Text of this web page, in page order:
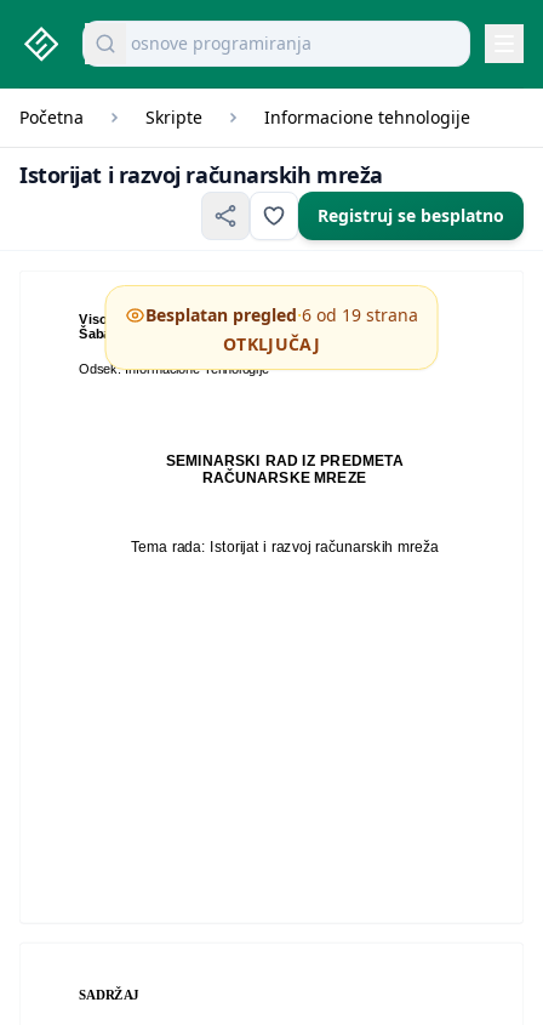
studenti.rs home page
Pretraži dokumente
mikroekonomija pitanja
Početna Skripte Informacione tehnologije
Istorijat i razvoj računarskih mreža
Registruj se besplatno
Visoka tehnološka škola strukovnih studija
Šabac
Odsek: Informacione Tehnologije
SEMINARSKI RAD IZ PREDMETA
RAČUNARSKE MREZE
Tema rada: Istorijat i razvoj računarskih mreža
SADRŽAJ
Besplatan pregled·6 od 19 strana
OTKLJUČAJ